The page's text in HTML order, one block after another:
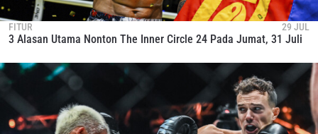
FITUR 29 JUL
3 Alasan Utama Nonton The Inner Circle 24 Pada Jumat, 31 Juli